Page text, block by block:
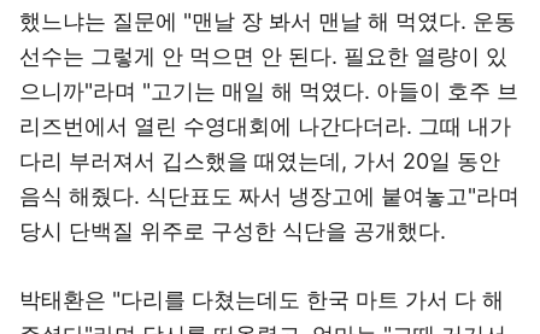
했느냐는 질문에 "맨날 장 봐서 맨날 해 먹였다. 운동
선수는 그렇게 안 먹으면 안 된다. 필요한 열량이 있
으니까"라며 "고기는 매일 해 먹였다. 아들이 호주 브
리즈번에서 열린 수영대회에 나간다더라. 그때 내가
다리 부러져서 깁스했을 때였는데, 가서 20일 동안
음식 해줬다. 식단표도 짜서 냉장고에 붙여놓고"라며
당시 단백질 위주로 구성한 식단을 공개했다.
박태환은 "다리를 다쳤는데도 한국 마트 가서 다 해